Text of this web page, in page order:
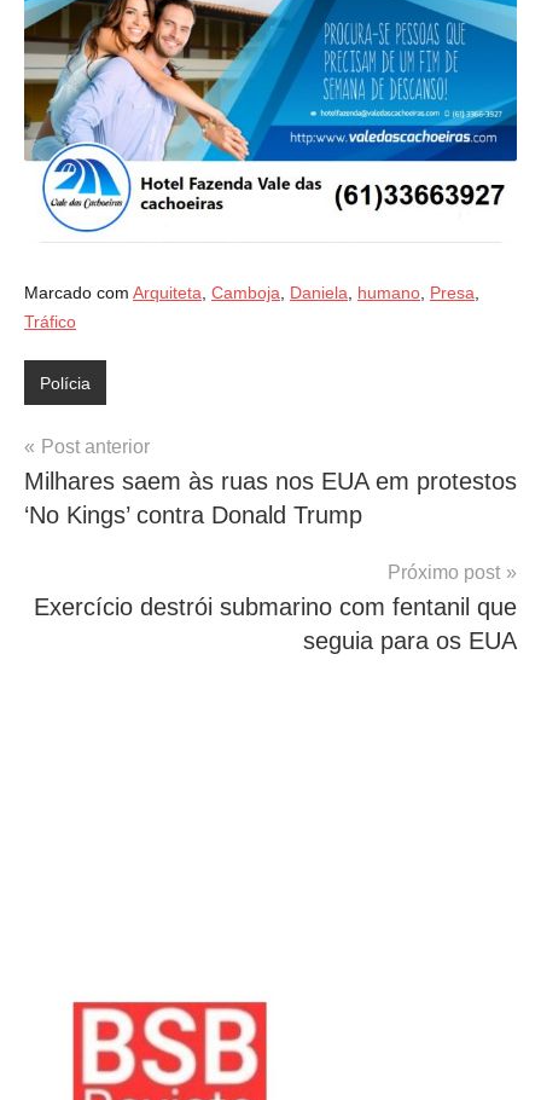
Marcado com Arquiteta, Camboja, Daniela, humano, Presa,
Tráfico
Polícia
Navegação
de
Post
Post anterior
Milhares saem às ruas nos EUA em protestos
‘No Kings’ contra Donald Trump
Próximo post
Exercício destrói submarino com fentanil que
seguia para os EUA